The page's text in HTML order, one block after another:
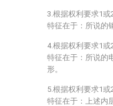
3.根据权利要求1
特征在于：所说的
4.根据权利要求1
特征在于：所说的
形。
5.根据权利要求1
特征在于：上述内